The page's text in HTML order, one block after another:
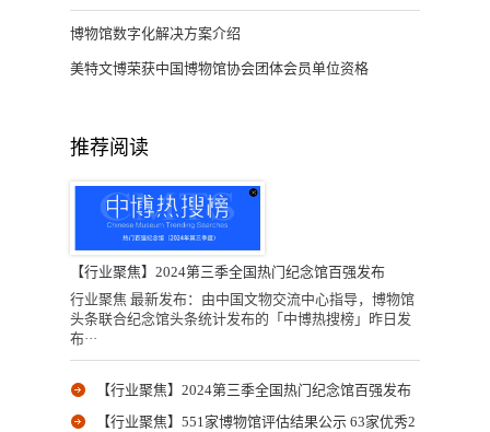
博物馆数字化解决方案介绍
美特文博荣获中国博物馆协会团体会员单位资格
推荐阅读
【行业聚焦】2024第三季全国热门纪念馆百强发布
行业聚焦 最新发布：由中国文物交流中心指导，博物馆
头条联合纪念馆头条统计发布的「中博热搜榜」昨日发
布···
【行业聚焦】2024第三季全国热门纪念馆百强发布
【行业聚焦】551家博物馆评估结果公示 63家优秀2